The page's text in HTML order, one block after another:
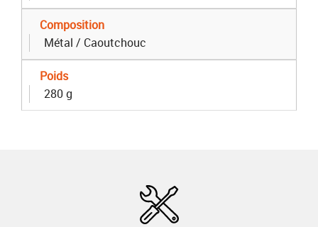
Composition
Métal / Caoutchouc
Poids
280 g